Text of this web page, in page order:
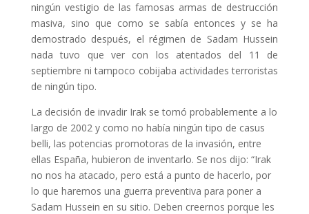
ningún vestigio de las famosas armas de destrucción
masiva, sino que como se sabía entonces y se ha
demostrado después, el régimen de Sadam Hussein
nada tuvo que ver con los atentados del 11 de
septiembre ni tampoco cobijaba actividades terroristas
de ningún tipo.
La decisión de invadir Irak se tomó probablemente a lo
largo de 2002 y como no había ningún tipo de casus
belli, las potencias promotoras de la invasión, entre
ellas España, hubieron de inventarlo. Se nos dijo: “Irak
no nos ha atacado, pero está a punto de hacerlo, por
lo que haremos una guerra preventiva para poner a
Sadam Hussein en su sitio. Deben creernos porque les